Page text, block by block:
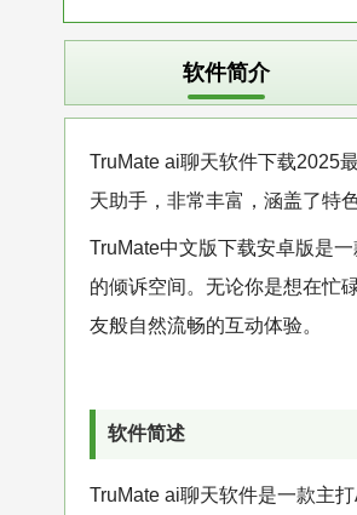
软件简介
TruMate ai聊天软件下载2025
天助手，非常丰富，涵盖了特
TruMate中文版下载安卓版是
的倾诉空间。无论你是想在忙
友般自然流畅的互动体验。
软件简述
TruMate ai聊天软件是一款主